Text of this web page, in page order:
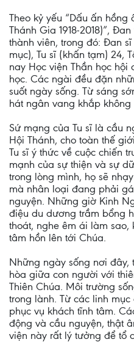
Theo kỷ yếu “Dấu ấn hồng
Thánh Gia 1918-2018)”,
thành viên, trong đó: Đan
mục), Tu sĩ (khấn tạm) 24,
nay Học viện Thần học
học. Các ngài đều đặn
suốt ngày sống. Từ sáng
hát ngân vang khắp
Sứ mạng của Tu sĩ là cầu
Hội Thánh, cho toàn thế
Tu sĩ ý thức về cuộc chiến
mạnh của sự thiện và sự
trong lòng mình, họ sẽ
mà nhân loại đang phải
nguyện. Những giờ Kinh
điệu du dương trầm bổng
thoát, nghe êm ái làm
tâm hồn lên tới Chúa.
Những ngày sống nơi đây,
hòa giữa con người với
Thiên Chúa. Môi trường
trong lành. Từ các linh
phục vụ khách tĩnh tâm.
động và cầu nguyện, thật
viện này rất lý tưởng để tổ